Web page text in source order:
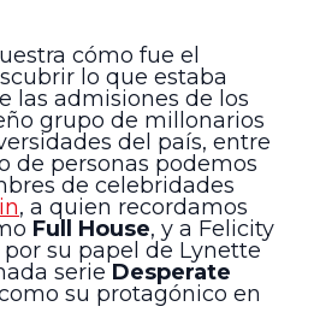
cómo fue el
lo que estaba
las admisiones de los
grupo de millonarios
del país, entre
de personas podemos
de celebridades
, a quien recordamos
Full House, y a Felicity
su papel de Lynette
serie Desperate
su protagónico en